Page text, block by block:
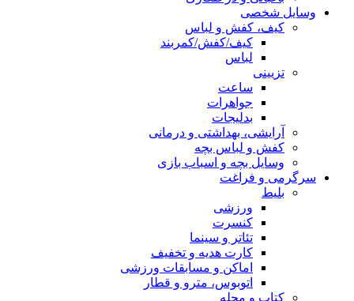
وسایل شخصی
کیف، کفش و لباس
کیف/کفش/کمربند
لباس
تزیینی
ساعت
جواهرات
بدلیجات
آرایشی، بهداشتی و درمانی
کفش و لباس بچه
وسایل بچه و اسباب بازی
سرگرمی و فراغت
بلیط
ورزشی
کنسرت
تئاتر و سینما
کارت هدیه و تخفیف
اماکن و مسابقات ورزشی
اتوبوس، مترو و قطار
کتاب و مجله